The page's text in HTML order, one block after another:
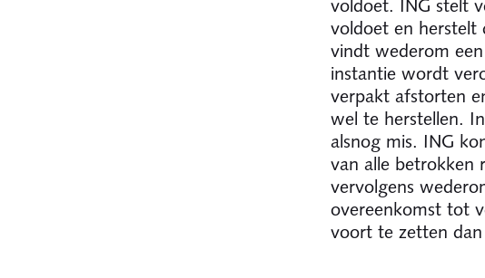
voldoet. ING stelt
voldoet en herstelt
vindt wederom
instantie wordt
verpakt afstorten
wel te herstellen.
alsnog mis. ING
van alle betrokken
vervolgens
overeenkomst tot
voort te zetten